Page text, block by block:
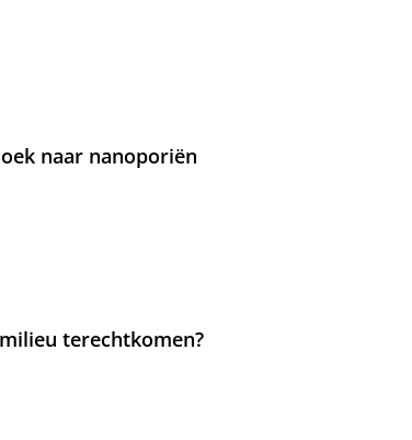
naar nanoporiën
terechtkomen?